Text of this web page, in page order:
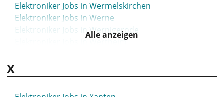
Elektroniker Jobs in Wermelskirchen
Elektroniker Jobs in Werne
Elektroniker Jobs in Wernigerode
Elektroniker Jobs in Wertheim
Elektroniker Jobs in Wesseling
Alle anzeigen
X